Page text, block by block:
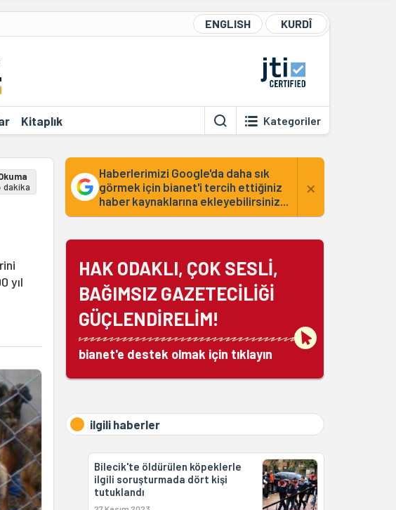
ENGLISH KURDÎ
Kitaplık Kategoriler
dakika
yıl
Haberlerimizi Google'da daha sık
görmek için bianet'i tercih ettiğiniz
haber kaynaklarına ekleyebilirsiniz...
×
HAK ODAKLI, ÇOK SESLİ,
BAĞIMSIZ GAZETECİLİĞİ
GÜÇLENDİRELİM!
bianet'e destek olmak için tıklayın
ilgili haberler
Bilecik'te öldürülen köpeklerle
ilgili soruşturmada dört kişi
tutuklandı